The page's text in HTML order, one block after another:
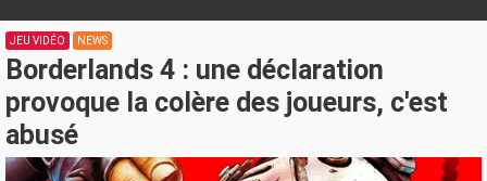
JEU VIDÉO NEWS
Borderlands 4 : une déclaration
provoque la colère des joueurs, c'est
abusé